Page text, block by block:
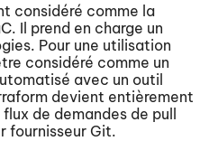
considéré comme la
Il prend en charge un
Pour une utilisation
considéré comme un
avec un outil
devient entièrement
de demandes de pull
fournisseur Git.